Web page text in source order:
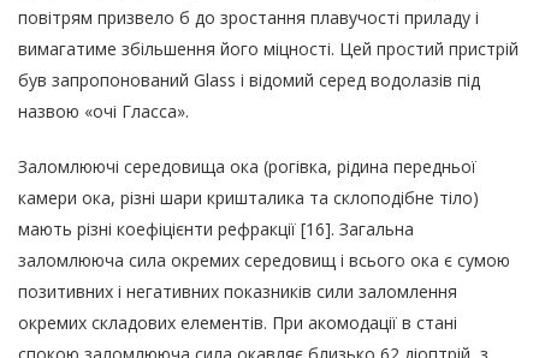
повітрям призвело б до зростання плавучості приладу і
вимагатиме збільшення його міцності. Цей простий пристрій
був запропонований Glass і відомий серед водолазів під
назвою «очі Гласса».
Заломлюючі середовища ока (рогівка, рідина передньої
камери ока, різні шари кришталика та склоподібне тіло)
мають різні коефіцієнти рефракції [16]. Загальна
заломлююча сила окремих середовищ і всього ока є сумою
позитивних і негативних показників сили заломлення
окремих складових елементів. При акомодації в стані